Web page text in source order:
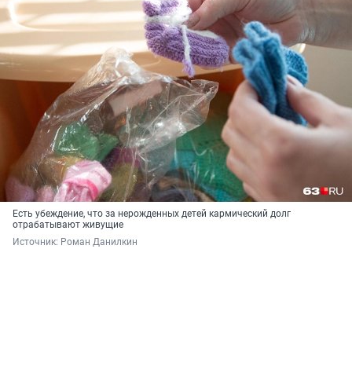
Есть убеждение, что за нерожденных детей кармический долг
отрабатывают живущие
Источник: Роман Данилкин